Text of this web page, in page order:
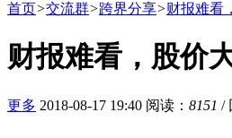
首页>交流群>跨界分享>财报难看
财报难看，股价
更多 2018-08-17 19:40 阅读： 8151 /